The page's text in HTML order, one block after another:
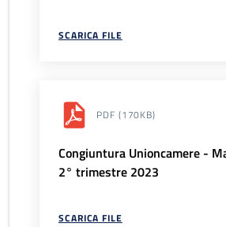
SCARICA FILE
PDF (170KB)
Congiuntura Unioncamere -
2° trimestre 2023
SCARICA FILE